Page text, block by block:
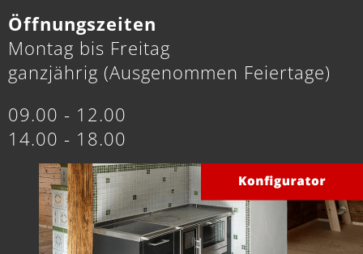
Öffnungszeiten
Montag bis Freitag
ganzjährig (Ausgenommen Feiertage)
09.00 - 12.00
14.00 - 18.00